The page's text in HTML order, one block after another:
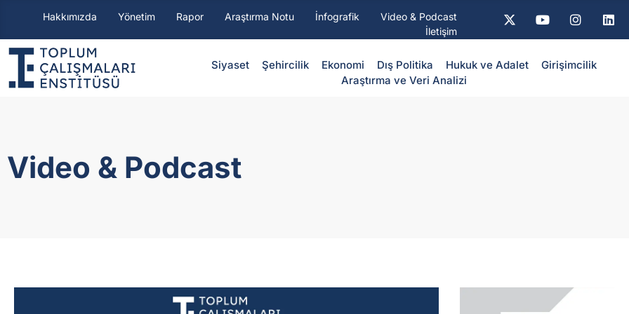
Hakkımızda Yönetim Rapor Araştırma Notu İnfografik
Video & Podcast
İletişim
Siyaset ⁠Şehircilik Ekonomi Dış Politika ⁠Hukuk ve Adalet
Girişimcilik
Araştırma ve Veri Analizi
Video & Podcast